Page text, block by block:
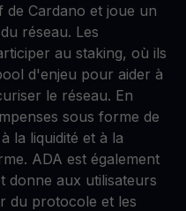
de Cardano et joue un
réseau. Les
au staking, où ils
d'enjeu pour aider à
le réseau. En
sous forme de
la liquidité et à la
ADA est également
donne aux utilisateurs
du protocole et les